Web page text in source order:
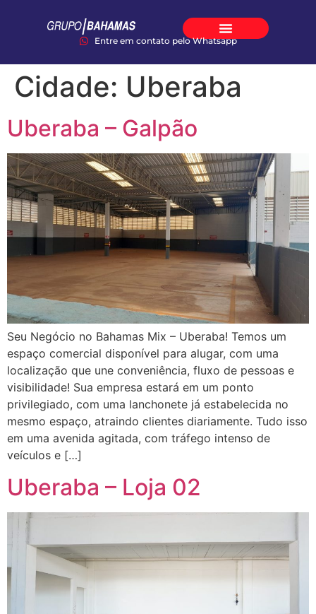
Entre em contato pelo Whatsapp
Cidade: Uberaba
Uberaba – Galpão
Seu Negócio no Bahamas Mix – Uberaba! Temos um
espaço comercial disponível para alugar, com uma
localização que une conveniência, fluxo de pessoas e
visibilidade! Sua empresa estará em um ponto
privilegiado, com uma lanchonete já estabelecida no
mesmo espaço, atraindo clientes diariamente. Tudo isso
em uma avenida agitada, com tráfego intenso de
veículos e […]
Uberaba – Loja 02